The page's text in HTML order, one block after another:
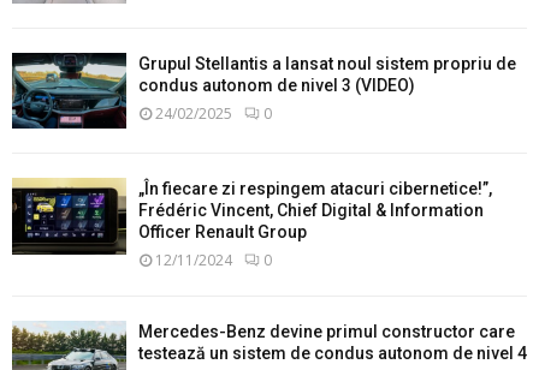
Grupul Stellantis a lansat noul sistem propriu de
condus autonom de nivel 3 (VIDEO)
24/02/2025 0
„În fiecare zi respingem atacuri cibernetice!”,
Frédéric Vincent, Chief Digital & Information
Officer Renault Group
12/11/2024 0
Mercedes-Benz devine primul constructor care
testează un sistem de condus autonom de nivel 4